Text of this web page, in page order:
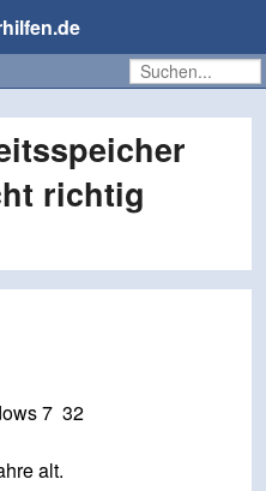
richtig
7 32
alt.